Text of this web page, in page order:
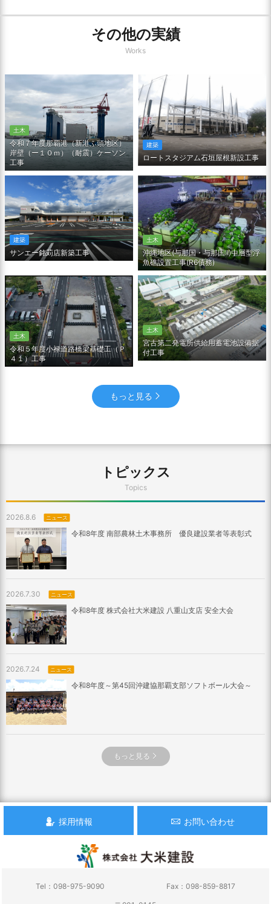
その他の実績
Works
土木
令和７年度那覇港（新港ふ頭地区）
岸壁（ー１０ｍ）（耐震）ケーソン
工事
建築
ロートスタジアム石垣屋根新設工事
建築
サンエー銘苅店新築工事
土木
沖縄地区(与那国・与那国Ⅱ)中層型浮
魚礁設置工事(R6債務)
土木
令和５年度小禄道路橋梁基礎工（Ｐ
４１）工事
土木
宮古第二発電所供給用蓄電池設備据
付工事
もっと見る
トピックス
Topics
2026.8.6 ニュース
令和8年度 南部農林土木事務所 優良建設業者等表彰式
2026.7.30 ニュース
令和8年度 株式会社大米建設 八重山支店 安全大会
2026.7.24 ニュース
令和8年度～第45回沖建協那覇支部ソフトボール大会～
もっと見る
採用情報 お問い合わせ
Tel：098-975-9090 Fax：098-859-8817